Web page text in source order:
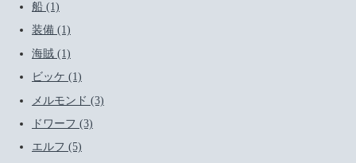
船 (1)
装備 (1)
海賊 (1)
ビッケ (1)
メルモンド (3)
ドワーフ (3)
エルフ (5)